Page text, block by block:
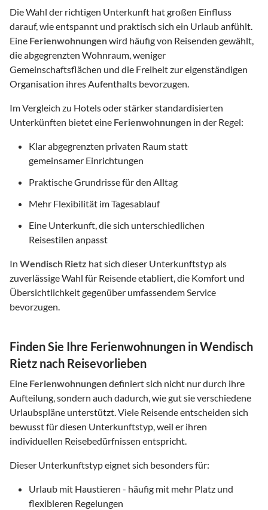
Die Wahl der richtigen Unterkunft hat großen Einfluss
darauf, wie entspannt und praktisch sich ein Urlaub anfühlt.
Eine Ferienwohnungenwird häufig von Reisenden gewählt,
die abgegrenzten Wohnraum, weniger
Gemeinschaftsflächen und die Freiheit zur eigenständigen
Organisation ihres Aufenthalts bevorzugen.
Im Vergleich zu Hotels oder stärker standardisierten
Unterkünften bietet eine Ferienwohnungen in der Regel:
Klar abgegrenzten privaten Raum statt
gemeinsamer Einrichtungen
Praktische Grundrisse für den Alltag
Mehr Flexibilität im Tagesablauf
Eine Unterkunft, die sich unterschiedlichen
Reisestilen anpasst
In Wendisch Rietz hat sich dieser Unterkunftstyp als
zuverlässige Wahl für Reisende etabliert, die Komfort und
Übersichtlichkeit gegenüber umfassendem Service
bevorzugen.
Finden Sie Ihre Ferienwohnungen in Wendisch
Rietz nach Reisevorlieben
Eine Ferienwohnungendefiniert sich nicht nur durch ihre
Aufteilung, sondern auch dadurch, wie gut sie verschiedene
Urlaubspläne unterstützt. Viele Reisende entscheiden sich
bewusst für diesen Unterkunftstyp, weil er ihren
individuellen Reisebedürfnissen entspricht.
Dieser Unterkunftstyp eignet sich besonders für:
Urlaub mit Haustieren - häufig mit mehr Platz und
flexibleren Regelungen